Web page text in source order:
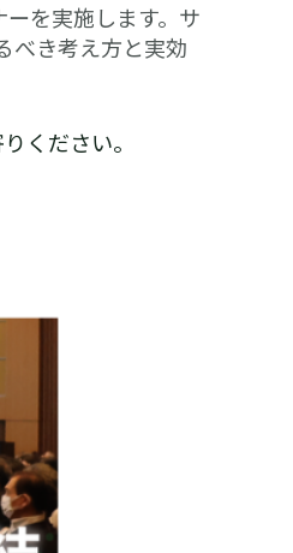
を実施します。サ
べき考え方と実効
ください。